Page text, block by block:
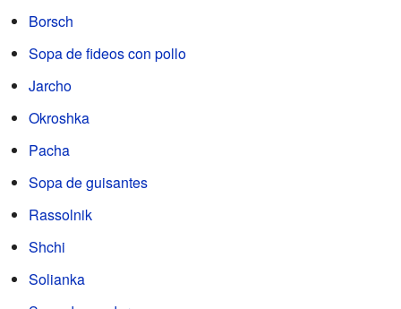
Borsch
Sopa de fideos con pollo
Jarcho
Okroshka
Pacha
Sopa de guisantes
Rassolnik
Shchi
Solianka